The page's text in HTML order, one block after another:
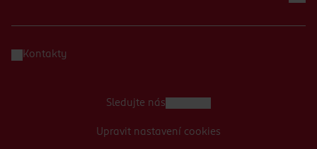
Kontakty
Sledujte nás
Upravit nastavení cookies